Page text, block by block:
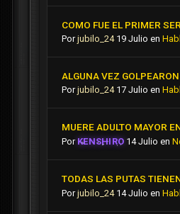
COMO FUE EL PRIMER
Porjubilo_24 19 Julio en
ALGUNA VEZ
Porjubilo_24 17 Julio en
MUERE ADULTO MAYOR
Por KENSHIRO 14 Julio en
TODAS LAS PUTAS
Porjubilo_24 14 Julio en